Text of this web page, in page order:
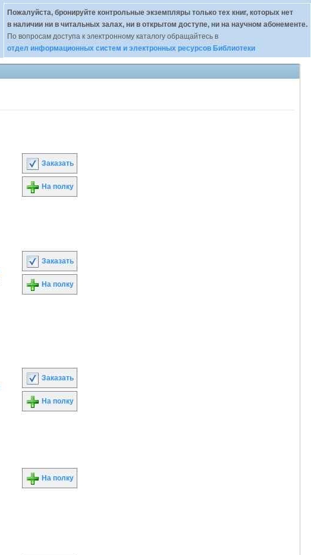
Пожалуйста, бронируйте контрольные экземпляры только тех книг, которых нет
в наличии ни в читальных залах, ни в открытом доступе, ни на научном абонементе.
По вопросам доступа к электронному каталогу обращайтесь в
отдел информационных систем и электронных ресурсов Библиотеки
Заказать
На полку
Заказать
На полку
Заказать
На полку
На полку